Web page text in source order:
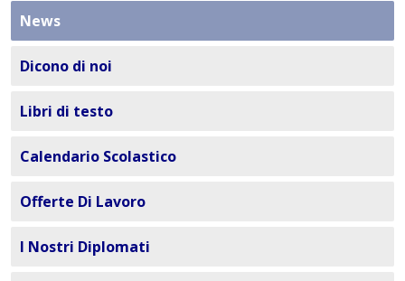
News
Dicono di noi
Libri di testo
Calendario Scolastico
Offerte Di Lavoro
I Nostri Diplomati